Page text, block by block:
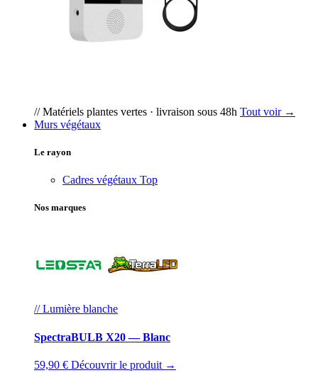
// Matériels plantes vertes · livraison sous 48h Tout voir →
Murs végétaux
Le rayon
Cadres végétaux Top
Nos marques
// Lumière blanche
SpectraBULB X20 — Blanc
59,90 € Découvrir le produit →